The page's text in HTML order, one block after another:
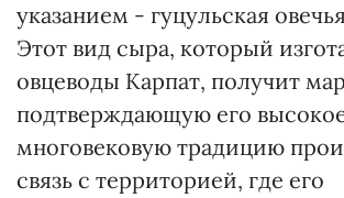
указанием - гуцульская
Этот вид сыра, который
овцеводы Карпат, получит
подтверждающую его
многовековую традицию
связь с территорией, где его